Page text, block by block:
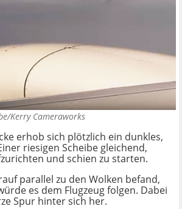
Kerry Cameraworks
erhob sich plötzlich ein dunkles,
riesigen Scheibe gleichend,
und schien zu starten.
parallel zu den Wolken befand,
es dem Flugzeug folgen. Dabei
Spur hinter sich her.